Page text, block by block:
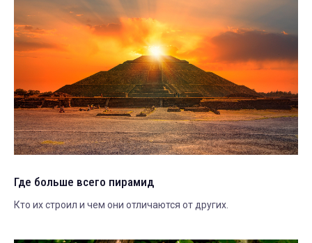
Где больше всего пирамид
Кто их строил и чем они отличаются от других.